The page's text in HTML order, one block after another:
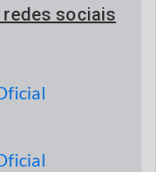
sociais